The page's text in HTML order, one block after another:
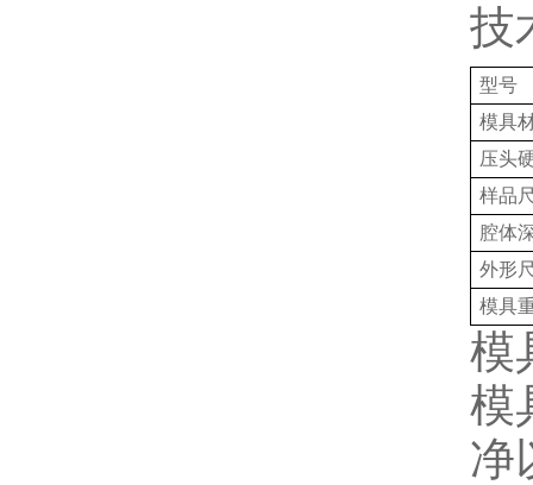
技
型号
模具
压头
样品
腔体
外形
模具
模
模
净